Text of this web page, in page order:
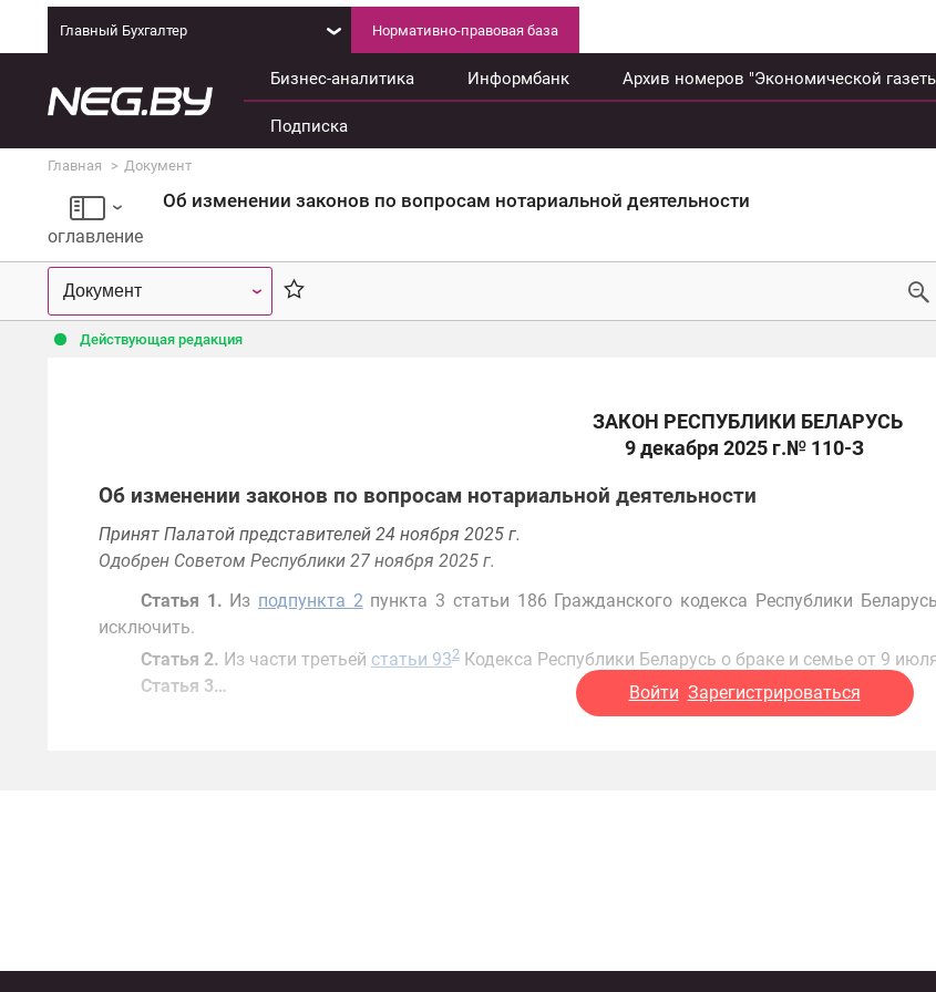
Главный Бухгалтер Нормативно-правовая база
Бизнес-аналитика Информбанк Архив номеров "Экономической
Подписка
Главная Документ
оглавление
Об изменении законов по вопросам нотариальной деятельности
Действующая редакция
ЗАКОН РЕСПУБЛИКИ БЕЛАРУСЬ
9 декабря 2025 г.№ 110-З
Об изменении законов по вопросам нотариальной деятельности
Принят Палатой представителей 24 ноября 2025 г.
Одобрен Советом Республики 27 ноября 2025 г.
Статья 1. Из подпункта 2пункта 3 статьи 186 Гражданского кодекса Республики
исключить.
Статья 2. Из части третьей статьи 932Кодекса Республики Беларусь о браке и семье от 9
Статья 3…
Войти Зарегистрироваться